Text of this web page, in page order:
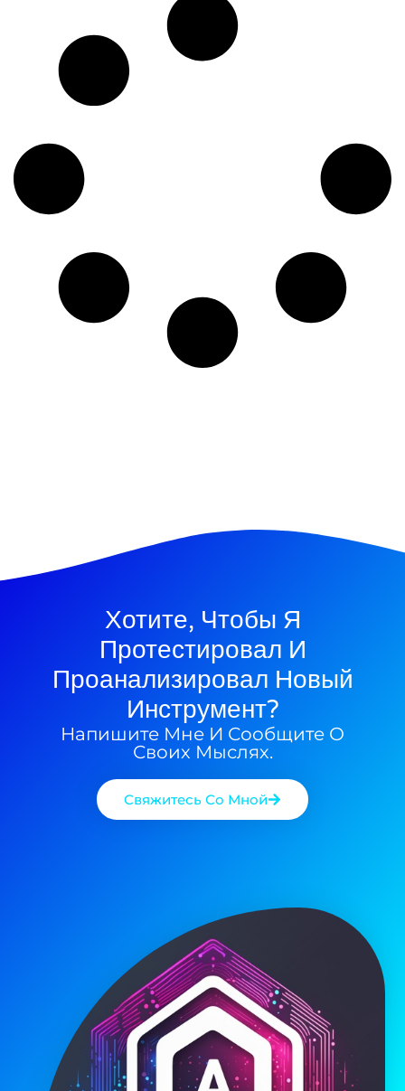
Хотите, Чтобы Я
Протестировал И
Проанализировал Новый
Инструмент?
Напишите Мне И Сообщите О
Своих Мыслях.
Свяжитесь Со Мной